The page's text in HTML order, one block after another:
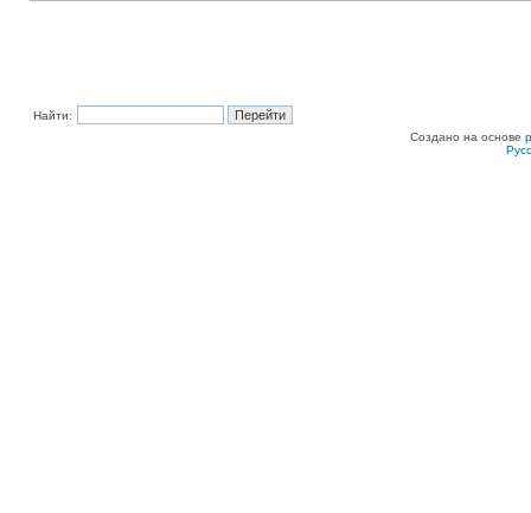
Найти:
Создано на основе